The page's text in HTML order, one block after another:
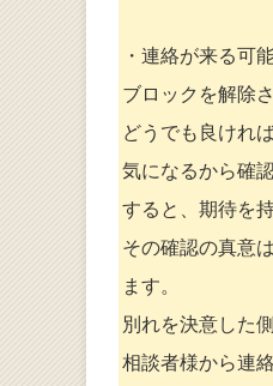
・連絡が来る可
ブロックを解除
どうでも良けれ
気になるから確
すると、期待を
その確認の真意
ます。
別れを決意した
相談者様から連